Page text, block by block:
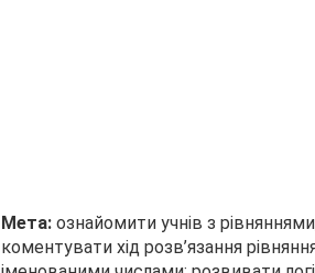
Мета:ознайомити учнів з
коментувати хід розв’язання